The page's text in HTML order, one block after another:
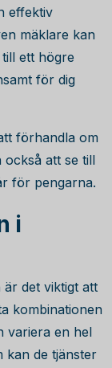
effektiv
mäklare kan
ett högre
för dig
förhandla om
också att se till
för pengarna.
i
är det viktigt att
kombinationen
variera en hel
kan de tjänster